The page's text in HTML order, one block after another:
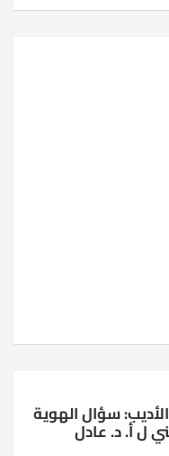
سؤال الهوية
ل أ. د. عادل